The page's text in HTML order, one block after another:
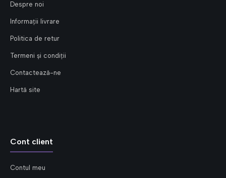
Despre noi
Informații livrare
Politica de retur
Termeni și condiții
Contactează-ne
Hartă site
Cont client
Contul meu